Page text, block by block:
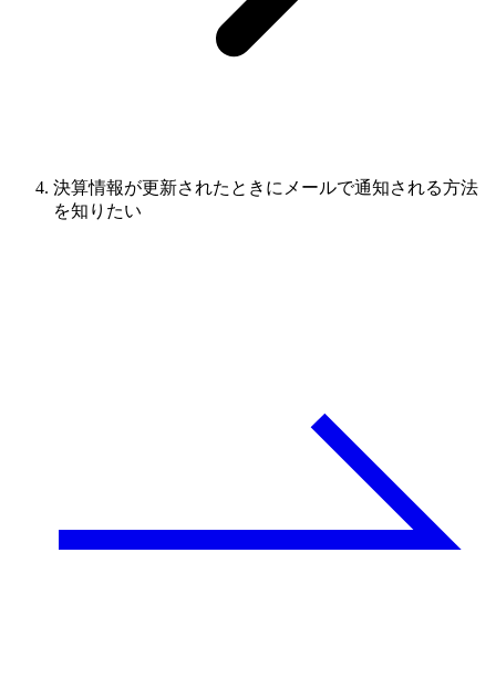
決算情報が更新されたときにメールで通知される方法
を知りたい